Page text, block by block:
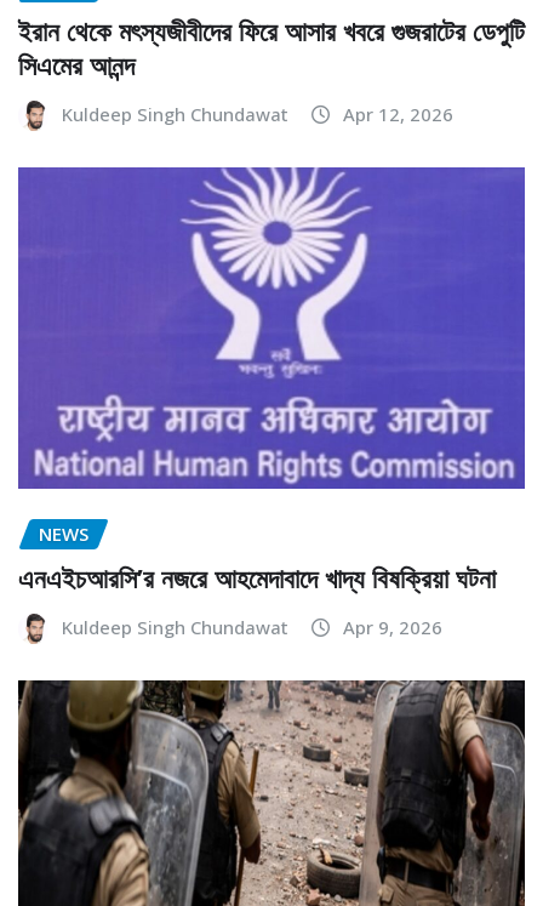
ইরান থেকে মৎস্যজীবীদের ফিরে আসার খবরে গুজরাটের ডেপুটি
সিএমের আনন্দ
Kuldeep Singh Chundawat Apr 12, 2026
NEWS
এনএইচআরসি’র নজরে আহমেদাবাদে খাদ্য বিষক্রিয়া ঘটনা
Kuldeep Singh Chundawat Apr 9, 2026